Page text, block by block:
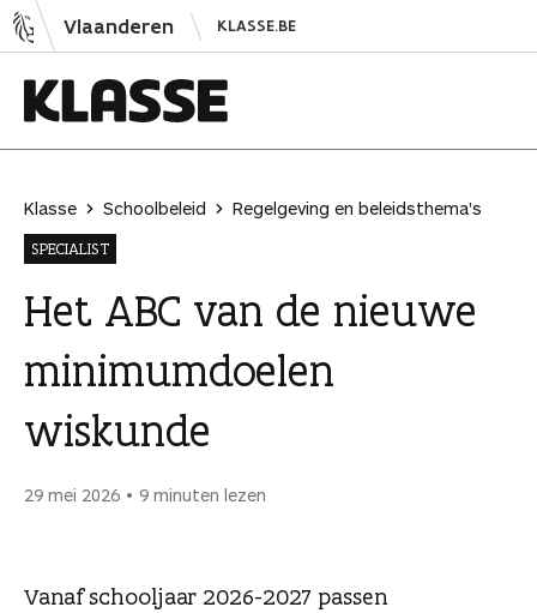
N
a
Vlaanderen KLASSE.BE
a
s
s
e
Klasse Schoolbeleid
Regelgeving en beleidsthema's
SPECIALIST
Het ABC van de nieuwe
minimumdoelen
wiskunde
29 mei 2026 9 minuten lezen
Vanaf schooljaar 2026-2027 passen